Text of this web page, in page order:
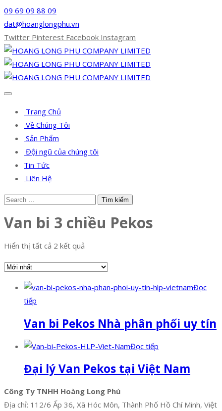
09 69 09 88 09
dat@hoanglongphu.vn
Twitter Pinterest Facebook Instagram
Trang Chủ
Về Chúng Tôi
Sản Phẩm
Đội ngũ của chúng tôi
Tin Tức
Liên Hệ
Van bi 3 chiều Pekos
Hiển thị tất cả 2 kết quả
Đọc
tiếp
Van bi Pekos Nhà phân phối uy tín
Đọc tiếp
Đại lý Van Pekos tại Việt Nam
Công Ty TNHH Hoàng Long Phú
Địa chỉ: 112/6 Ấp 36, Xã Hóc Môn, Thành Phố Hồ Chí Minh, Việt